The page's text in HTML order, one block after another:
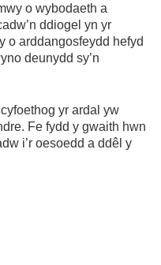
o wybodaeth a
ddiogel yn yr
o arddangosfeydd hefyd
deunydd sy’n
yr ardal yw
Fe fydd y gwaith hwn
i’r oesoedd a ddêl y